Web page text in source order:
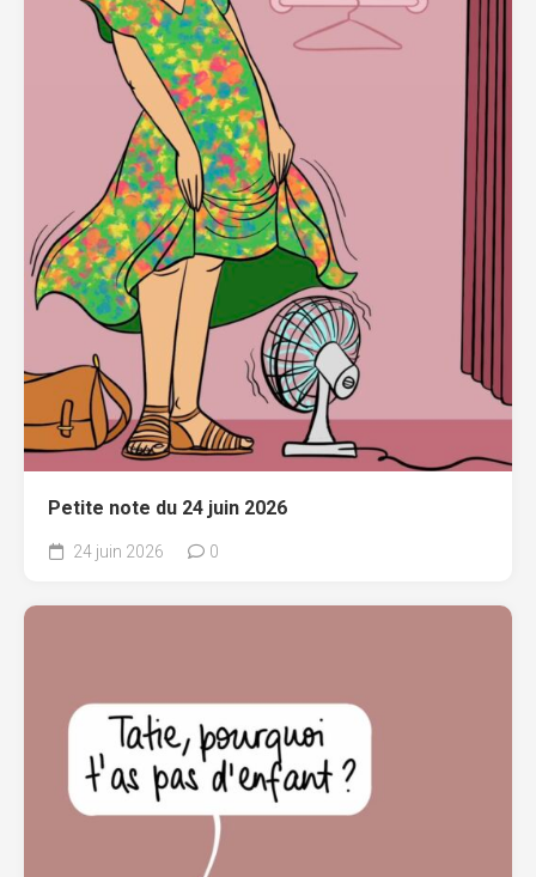
Petite note du 24 juin 2026
24 juin 2026 0